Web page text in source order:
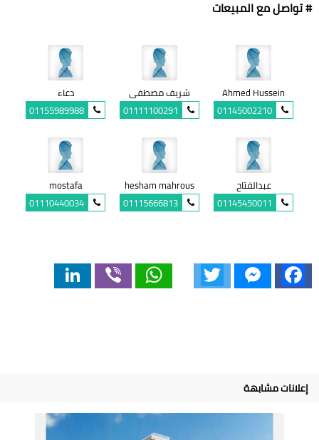
# تواصل مع المبيعات
Ahmed Hussein
01145002210
شريف مصطفى
01111100291
دعاء
01155989988
عبدالفتاح
01145450011
hesham mahrous
01115666813
mostafa
01110440034
Facebook
Messenger
WhatsApp
إعلانات مشابهة